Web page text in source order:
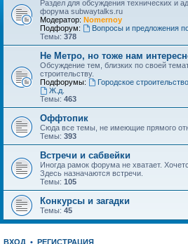
Раздел для обсуждения технических и
форума subwaytalks.ru
Модератор: Nomernoy
Подфорум:
Вопросы и предложения
Темы: 378
Не Метро, но тоже нам
Обсуждение тем, близких по своей
строительству.
Подфорумы:
Городское строительство
Ж.д.
Темы: 463
Оффтопик
Сюда все темы, не имеющие прямого
Темы: 393
Встречи и сабвейки
Иногда рамок форума не хватает.
Здесь назначаются встречи.
Темы: 105
Конкурсы и загадки
Темы: 45
ВХОД • РЕГИСТРАЦИЯ